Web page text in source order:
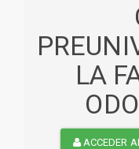
LA
ACCEDER